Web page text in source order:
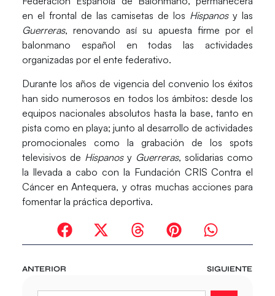
en el frontal de las camisetas de los Hispanosy las
Guerreras, renovando así su apuesta firme por el
balonmano español en todas las actividades
organizadas por el ente federativo.
Durante los años de vigencia del convenio los éxitos
han sido numerosos en todos los ámbitos: desde los
equipos nacionales absolutos hasta la base, tanto en
pista como en playa; junto al desarrollo de actividades
promocionales como la grabación de los spots
televisivos de Hispanosy Guerreras, solidarias como
la llevada a cabo con la Fundación CRIS Contra el
Cáncer en Antequera, y otras muchas acciones para
fomentar la práctica deportiva.
ANTERIOR SIGUIENTE